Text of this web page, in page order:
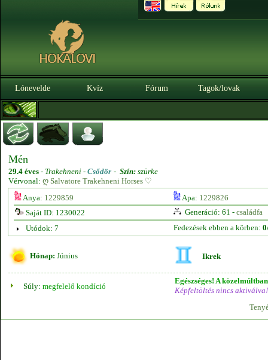
Lónevelde Kvíz Fórum Tagok/lovak
Mén
29.4 éves - Trakehneni - Csődör - Szín: szürke
Vérvonal: ღ Salvatore Trakehneni Horses ♡
Anya: 1229859 Apa: 1229826
Saját ID: 1230022
Generáció: 61 - családfa
Utódok: 7
Fedezések ebben a körben:
Hónap: Június Ikrek
Súly: megfelelő kondíció
Egészséges! A
Képfeltöltés nincs aktiválva!